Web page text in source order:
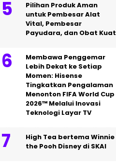
Pilihan Produk Aman
untuk Pembesar Alat
Vital, Pembesar
Payudara, dan Obat Kuat
Membawa Penggemar
Lebih Dekat ke Setiap
Momen: Hisense
Tingkatkan Pengalaman
Menonton FIFA World Cup
2026™ Melalui Inovasi
Teknologi Layar TV
High Tea bertema Winnie
the Pooh Disney di SKAI